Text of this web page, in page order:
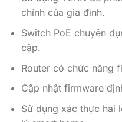
chính của gia đình.
Switch PoE chuyên
cập.
Router có chức năng
Cập nhật firmware
Sử dụng xác thực hai